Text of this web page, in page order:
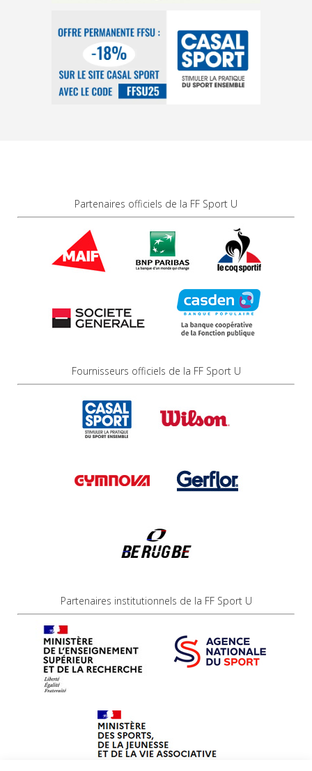
Partenaires officiels de la FF Sport U
Fournisseurs officiels de la FF Sport U
Partenaires institutionnels de la FF Sport U